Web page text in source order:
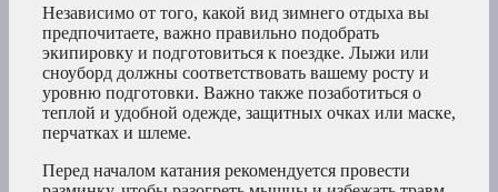
Независимо от того, какой вид зимнего отдыха вы
предпочитаете, важно правильно подобрать
экипировку и подготовиться к поездке. Лыжи или
сноуборд должны соответствовать вашему росту и
уровню подготовки. Важно также позаботиться о
теплой и удобной одежде, защитных очках или маске,
перчатках и шлеме.
Перед началом катания рекомендуется провести